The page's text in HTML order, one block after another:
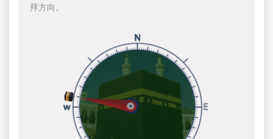
拜方向。